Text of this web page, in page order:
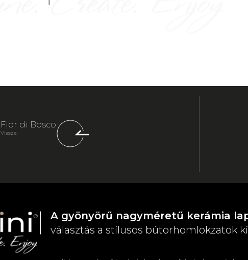
Fior di Bosco
Vissza
A gyönyörű nagyméretű kerámia
választás a stílusos bútorhomlokzatok